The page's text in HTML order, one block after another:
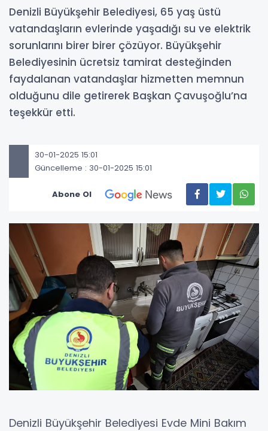
Denizli Büyükşehir Belediyesi, 65 yaş üstü
vatandaşların evlerinde yaşadığı su ve elektrik
sorunlarını birer birer çözüyor. Büyükşehir
Belediyesinin ücretsiz tamirat desteğinden
faydalanan vatandaşlar hizmetten memnun
olduğunu dile getirerek Başkan Çavuşoğlu’na
teşekkür etti.
30-01-2025 15:01
Güncelleme : 30-01-2025 15:01
Abone Ol
Denizli Büyükşehir Belediyesi Evde Mini Bakım